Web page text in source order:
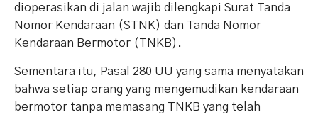
dioperasikan di jalan wajib dilengkapi Surat Tanda
Nomor Kendaraan (STNK) dan Tanda Nomor
Kendaraan Bermotor (TNKB).
Sementara itu, Pasal 280 UU yang sama menyatakan
bahwa setiap orang yang mengemudikan kendaraan
bermotor tanpa memasang TNKB yang telah